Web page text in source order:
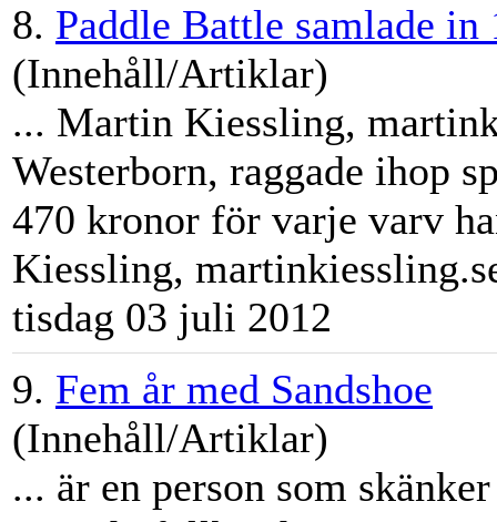
8. Paddle Battle samlade in
(Innehåll/Artiklar)
... Martin Kiessling, martin
Westerborn, raggade ihop
470 kronor för varje varv
Kiessling, martin
tisdag 03 juli 2012
9. Fem år med Sandshoe
(Innehåll/Artiklar)
... är en person som